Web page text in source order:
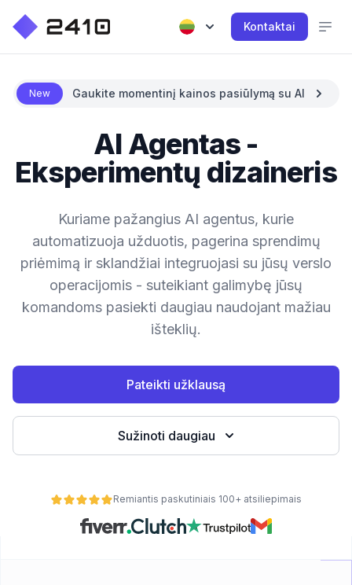
Kontaktai
New Gaukite momentinį kainos pasiūlymą su AI
AI Agentas -
Eksperimentų dizaineris
Kuriame pažangius AI agentus, kurie
automatizuoja užduotis, pagerina sprendimų
priėmimą ir sklandžiai integruojasi su jūsų verslo
operacijomis - suteikiant galimybę jūsų
komandoms pasiekti daugiau naudojant mažiau
išteklių.
Pateikti užklausą
Sužinoti daugiau
Remiantis paskutiniais 100+ atsiliepimais